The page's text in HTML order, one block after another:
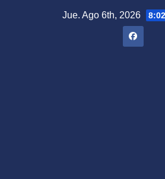
Jue. Ago 6th, 2026